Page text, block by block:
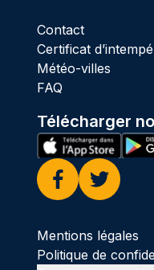
Contact
Certificat
Météo-villes
FAQ
Télécharger
Facebook
Twitter
Mentions légales
Politique de